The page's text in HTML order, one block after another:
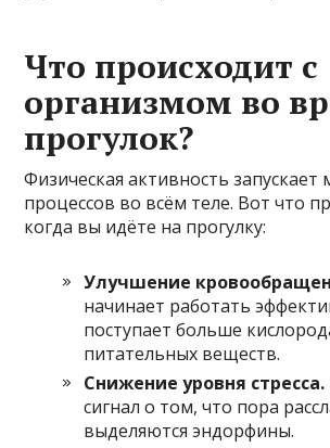
Что происходит с
организмом во
прогулок?
Физическая активность запускает
процессов во всём теле. Вот что
когда вы идёте на прогулку:
Улучшение
начинает работать
поступает больше
питательных веществ.
Снижение уровня стресса.
сигнал о том, что пора
выделяются эндорфины.